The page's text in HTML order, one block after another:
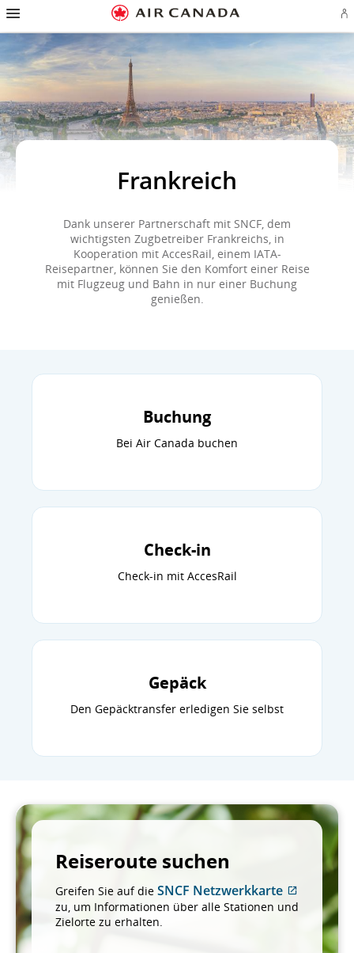
Zur
springen
Zur
springen
Zu
springen
Zum
springen
Zu
in
der
Fußzeile
springen
Zur
springen
Zu
springen
Frankreich
Dank unserer Partnerschaft mit SNCF, dem
wichtigsten Zugbetreiber Frankreichs, in
Kooperation mit AccesRail, einem IATA-
Reisepartner, können Sie den Komfort einer Reise
mit Flugzeug und Bahn in nur einer Buchung
genießen.
Buchung
Bei Air Canada buchen
Check-in
Check-in mit AccesRail
Gepäck
Den Gepäcktransfer erledigen Sie selbst
Reiseroute suchen
Greifen Sie auf die SNCF Netzwerkkarte
Externe
Website,
zu, um Informationen über alle Stationen und
Zielorte zu erhalten.